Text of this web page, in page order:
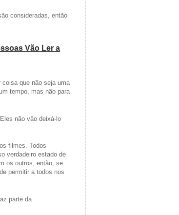
consideradas, então
Vão Ler a
coisa que não seja uma
tempo, mas não para
não vão deixá-lo
filmes. Todos
verdadeiro estado de
os outros, então, se
permitir a todos nos
parte da